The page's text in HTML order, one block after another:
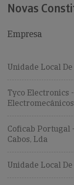
Novas
Empresa
Unidade Local
Tyco Electronics
Coficab Portugal
Cabos, Lda
Unidade Local De